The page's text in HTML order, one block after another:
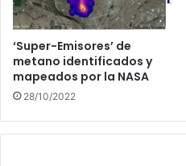
‘Super-Emisores’ de
metano identificados y
mapeados por la NASA
28/10/2022